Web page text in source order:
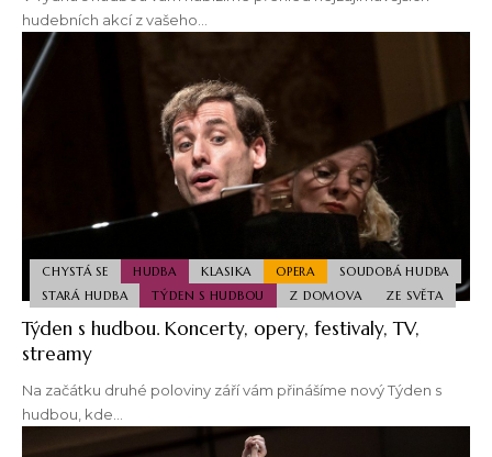
hudebních akcí z vašeho…
CHYSTÁ SE HUDBA KLASIKA OPERA
SOUDOBÁ HUDBA
STARÁ HUDBA
TÝDEN S HUDBOU Z DOMOVA ZE SVĚTA
Týden s hudbou. Koncerty, opery, festivaly, TV,
streamy
Na začátku druhé poloviny září vám přinášíme nový Týden s
hudbou, kde…